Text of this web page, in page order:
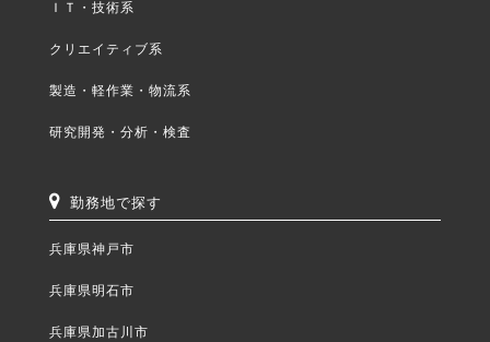
ＩＴ・技術系
クリエイティブ系
製造・軽作業・物流系
研究開発・分析・検査
勤務地で探す
兵庫県神戸市
兵庫県明石市
兵庫県加古川市